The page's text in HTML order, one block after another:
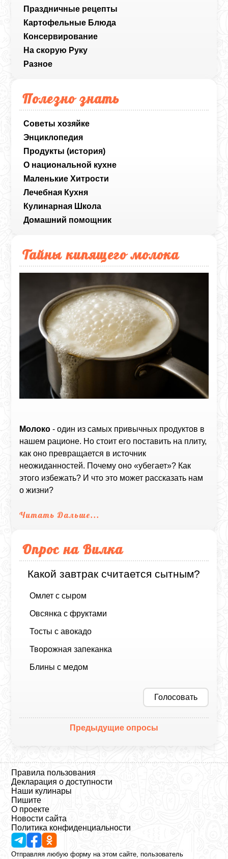
Праздничные рецепты
Картофельные Блюда
Консервирование
На скорую Руку
Разное
Полезно знать
Советы хозяйке
Энциклопедия
Продукты (история)
О национальной кухне
Маленькие Хитрости
Лечебная Кухня
Кулинарная Школа
Домашний помощник
Тайны кипящего молока
Молоко - один из самых привычных продуктов в
нашем рационе. Но стоит его поставить на плиту,
как оно превращается в источник
неожиданностей. Почему оно «убегает»? Как
этого избежать? И что это может рассказать нам
о жизни?
Читать Дальше...
Опрос на Вилка
Какой завтрак считается сытным?
Омлет с сыром
Овсянка с фруктами
Тосты с авокадо
Творожная запеканка
Блины с медом
Голосовать
Предыдущие опросы
Правила пользования
Декларация о доступности
Наши кулинары
Пишите
О проекте
Новости сайта
Политика конфиденциальности
Отправляя любую форму на этом сайте, пользователь